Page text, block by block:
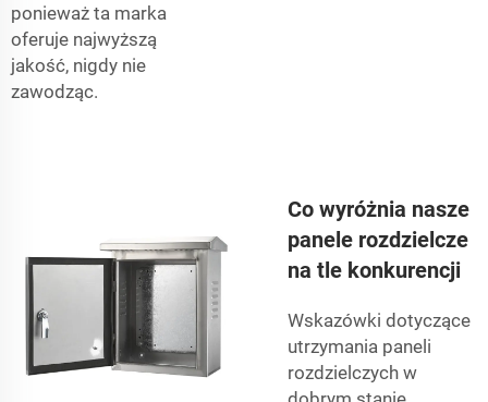
ponieważ ta marka
oferuje najwyższą
jakość, nigdy nie
zawodząc.
Co wyróżnia nasze
panele rozdzielcze
na tle konkurencji
Wskazówki dotyczące
utrzymania paneli
rozdzielczych w